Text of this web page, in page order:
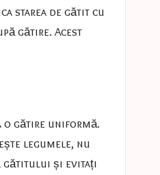
starea de gătit cu
gătire. Acest
o gătire uniformă.
legumele, nu
gătitului și evitați